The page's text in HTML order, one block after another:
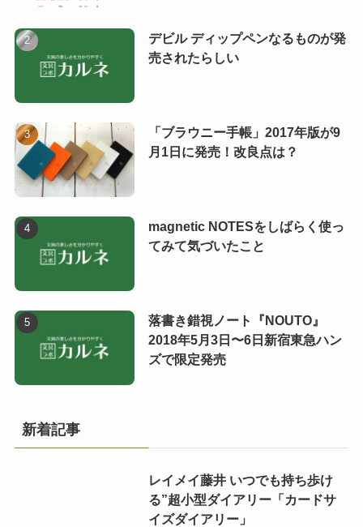
デビル ディップペンなるものが発
売されたらしい
「ブラウニー手帳」2017年版が9
月1日に発売！改良点は？
magnetic NOTESをしばらく使っ
てみて気づいたこと
落書き錯視ノート『NOUTO』
2018年5月3日〜6日新宿東急ハン
ズで限定発売
新着記事
レイメイ藤井 いつでも持ち歩け
る”超小型ダイアリー「カードサ
イズダイアリー」